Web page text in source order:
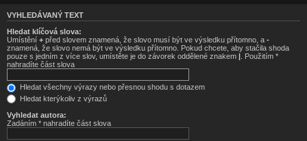
VYHLEDÁVANÝ TEXT
Hledat klíčová slova:
Umístění + před slovem znamená, že slovo musí být ve výsledku přítomno, a -
znamená, že slovo nemá být ve výsledku přítomno. Pokud chcete, aby stačila shoda
pouze s jedním z více slov, umístěte je do závorek oddělené znakem | . Použitím *
nahradíte část slova
Hledat všechny výrazy nebo přesnou shodu s dotazem
Hledat kterýkoliv z výrazů
Vyhledat autora:
Zadáním * nahradíte část slova